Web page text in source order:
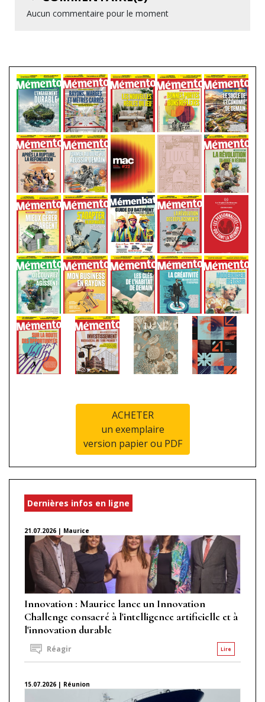
Aucun commentaire pour le moment
ACHETER
un exemplaire
version papier ou PDF
Dernières infos en ligne
21.07.2026 | Maurice
Innovation : Maurice lance un Innovation
Challenge consacré à l'intelligence artificielle et à
l'innovation durable
Lire
Réagir
15.07.2026 | Réunion